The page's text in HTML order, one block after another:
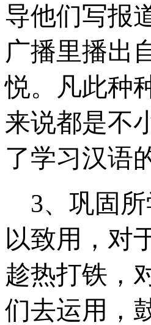
导他们写报
广播里播出
悦。凡此种
来说都是不
了学习汉语
3、巩固
以致用，对
趁热打铁，
们去运用，